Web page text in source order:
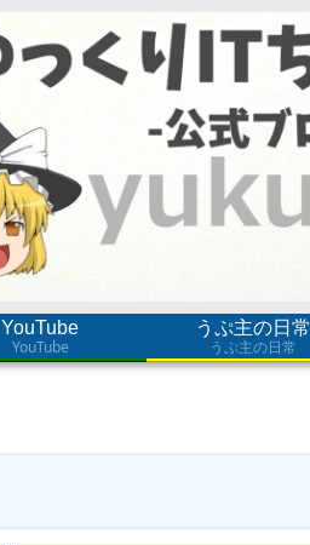
YouTube
YouTube
うぷ主の日常
うぷ主の日常